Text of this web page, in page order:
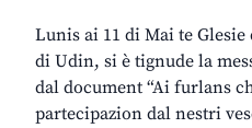
Lunis ai 11 di Mai te
di Udin, si è tignude la
dal document “Ai furlans
partecipazion dal nestri